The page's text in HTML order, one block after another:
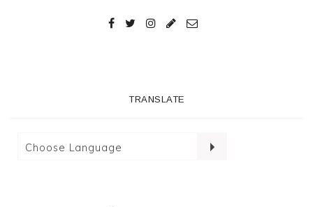
TRANSLATE